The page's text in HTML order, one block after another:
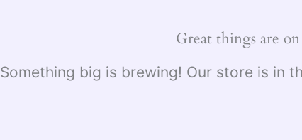
Great things are
Something big is brewing! Our store is in